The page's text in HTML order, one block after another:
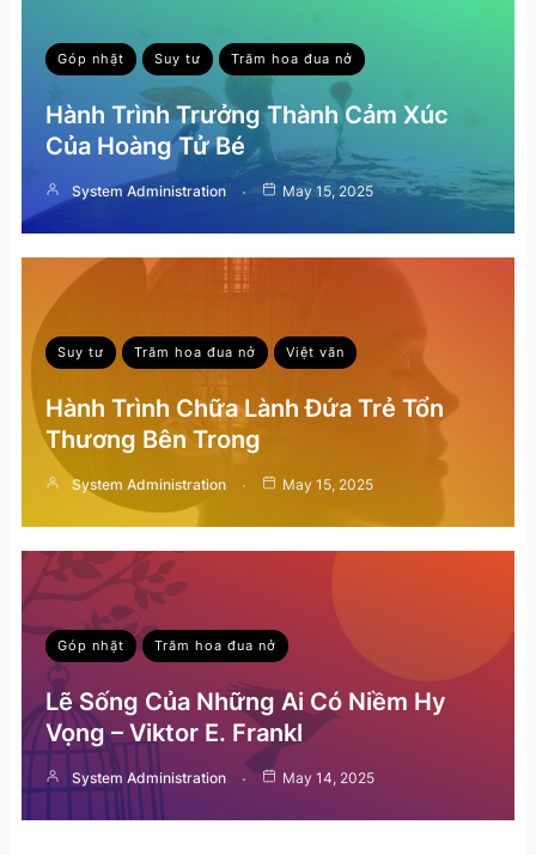
Góp nhặt Suy tư Trăm hoa đua nở
Hành Trình Trưởng Thành Cảm Xúc
Của Hoàng Tử Bé
System Administration May 15, 2025
Suy tư Trăm hoa đua nở Việt văn
Hành Trình Chữa Lành Đứa Trẻ Tổn
Thương Bên Trong
System Administration May 15, 2025
Góp nhặt Trăm hoa đua nở
Lẽ Sống Của Những Ai Có Niềm Hy
Vọng – Viktor E. Frankl
System Administration May 14, 2025